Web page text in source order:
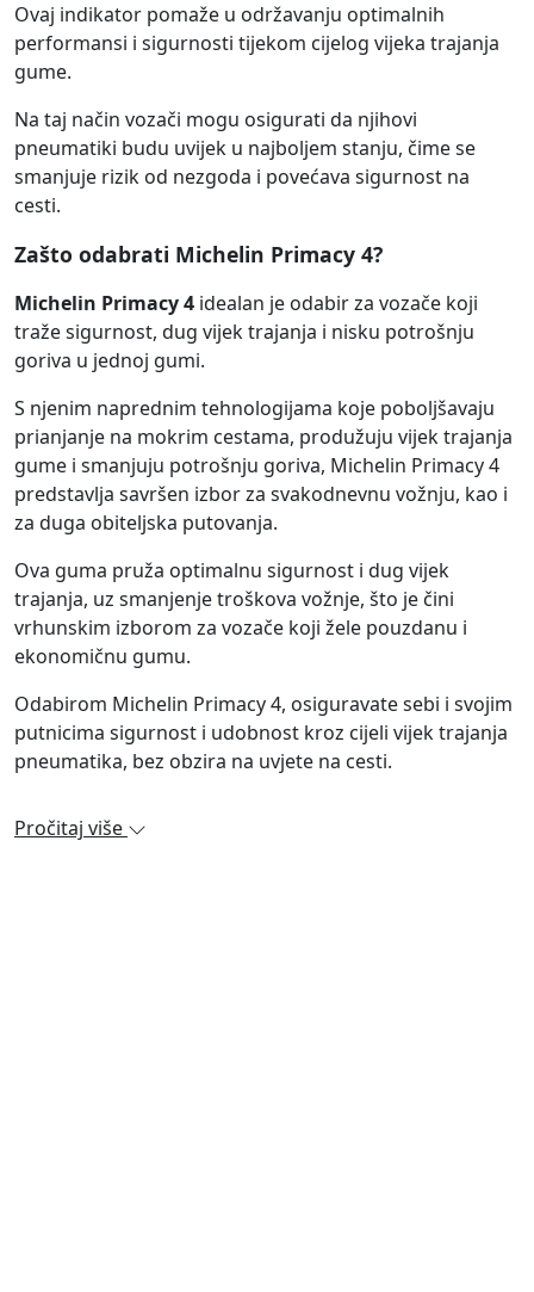
Ovaj indikator pomaže u održavanju optimalnih
performansi i sigurnosti tijekom cijelog vijeka trajanja
gume.
Na taj način vozači mogu osigurati da njihovi
pneumatiki budu uvijek u najboljem stanju, čime se
smanjuje rizik od nezgoda i povećava sigurnost na
cesti.
Zašto odabrati Michelin Primacy 4?
Michelin Primacy 4 idealan je odabir za vozače koji
traže sigurnost, dug vijek trajanja i nisku potrošnju
goriva u jednoj gumi.
S njenim naprednim tehnologijama koje poboljšavaju
prianjanje na mokrim cestama, produžuju vijek trajanja
gume i smanjuju potrošnju goriva, Michelin Primacy 4
predstavlja savršen izbor za svakodnevnu vožnju, kao i
za duga obiteljska putovanja.
Ova guma pruža optimalnu sigurnost i dug vijek
trajanja, uz smanjenje troškova vožnje, što je čini
vrhunskim izborom za vozače koji žele pouzdanu i
ekonomičnu gumu.
Odabirom Michelin Primacy 4, osiguravate sebi i svojim
putnicima sigurnost i udobnost kroz cijeli vijek trajanja
pneumatika, bez obzira na uvjete na cesti.
Pročitaj više